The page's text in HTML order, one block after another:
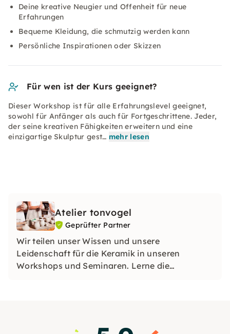
Deine kreative Neugier und Offenheit für neue
Erfahrungen
Bequeme Kleidung, die schmutzig werden kann
Persönliche Inspirationen oder Skizzen
Für wen ist der Kurs geeignet?
Dieser Workshop ist für alle Erfahrungslevel geeignet,
sowohl für Anfänger als auch für Fortgeschrittene. Jeder,
der seine kreativen Fähigkeiten erweitern und eine
einzigartige Skulptur gest… mehr lesen
Atelier tonvogel
Geprüfter Partner
Wir teilen unser Wissen und unsere
Leidenschaft für die Keramik in unseren
Workshops und Seminaren. Lerne die